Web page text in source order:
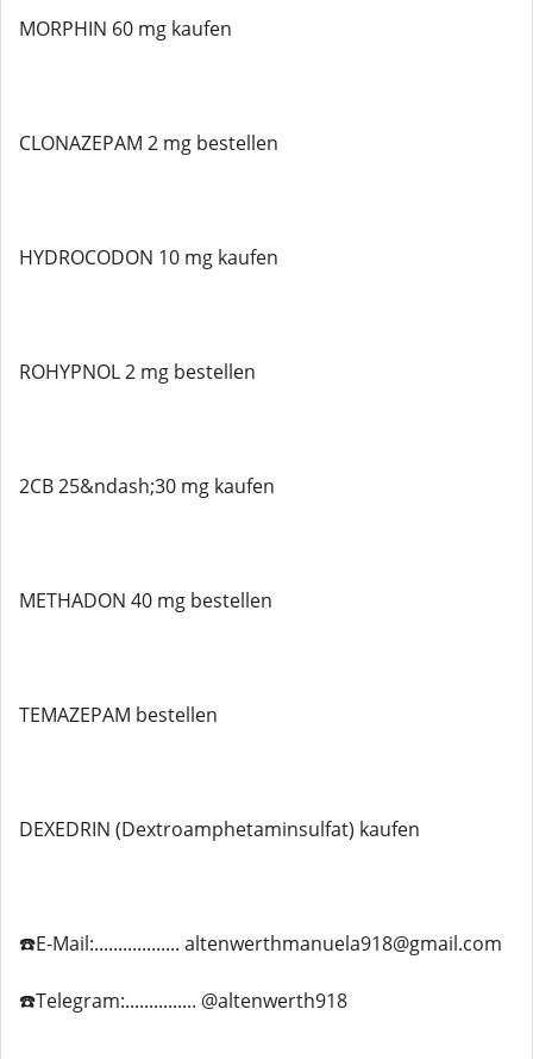
MORPHIN 60 mg kaufen
CLONAZEPAM 2 mg bestellen
HYDROCODON 10 mg kaufen
ROHYPNOL 2 mg bestellen
2CB 25&ndash;30 mg kaufen
METHADON 40 mg bestellen
TEMAZEPAM bestellen
DEXEDRIN (Dextroamphetaminsulfat) kaufen
☎️E-Mail:.................. altenwerthmanuela918@gmail.com
☎️Telegram:............... @altenwerth918